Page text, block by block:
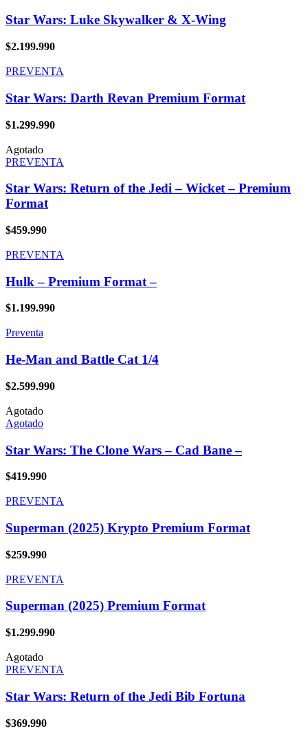
Star Wars: Luke Skywalker & X-Wing
$2.199.990
PREVENTA
Star Wars: Darth Revan Premium Format
$1.299.990
Agotado
PREVENTA
Star Wars: Return of the Jedi – Wicket – Premium
Format
$459.990
PREVENTA
Hulk – Premium Format –
$1.199.990
Preventa
He-Man and Battle Cat 1/4
$2.599.990
Agotado
Agotado
Star Wars: The Clone Wars – Cad Bane –
$419.990
PREVENTA
Superman (2025) Krypto Premium Format
$259.990
PREVENTA
Superman (2025) Premium Format
$1.299.990
Agotado
PREVENTA
Star Wars: Return of the Jedi Bib Fortuna
$369.990